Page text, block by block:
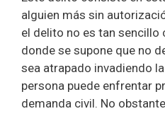
alguien más sin
el delito no es tan sencillo
donde se supone que no
sea atrapado invadiendo
persona puede enfrentar
demanda civil. No